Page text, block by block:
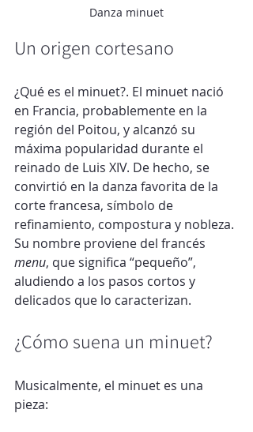
Danza minuet
Un origen cortesano
¿Qué es el minuet?. El minuet nació
en Francia, probablemente en la
región del Poitou, y alcanzó su
máxima popularidad durante el
reinado de Luis XIV. De hecho, se
convirtió en la danza favorita de la
corte francesa, símbolo de
refinamiento, compostura y nobleza.
Su nombre proviene del francés
menu, que significa “pequeño”,
aludiendo a los pasos cortos y
delicados que lo caracterizan.
¿Cómo suena un minuet?
Musicalmente, el minuet es una
pieza: